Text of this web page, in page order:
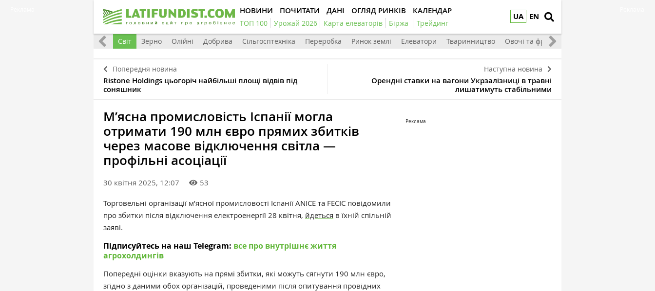
UA EN
НОВИНИ ПОЧИТАТИ ДАНІ ОГЛЯД РИНКІВ КАЛЕНДАР
ТОП 100 Урожай 2026 Карта елеваторів Біржа Трейдинг
Євроінтеграція Світ Зерно Олійні Добрива Сільгосптехніка Переробка Ринок землі Елеватори Тваринництво Овочі та фрукти
Попередня новина
Ristone Holdings цьогоріч найбільші площі відвів під
соняшник
Наступна новина
Орендні ставки на вагони Укрзалізниці в травні
лишатимуть стабільними
М’ясна промисловість Іспанії могла
отримати 190 млн євро прямих збитків
через масове відключення світла —
профільні асоціації
30 квітня 2025, 12:07 53
Торговельні організації м’ясної промисловості Іспанії ANICE та FECIC повідомили
про збитки після відключення електроенергії 28 квітня, йдеться в їхній спільній
заяві.
Підписуйтесь на наш Telegram: все про внутрішнє життя
агрохолдингів
Попередні оцінки вказують на прямі збитки, які можуть сягнути 190 млн євро,
згідно з даними обох організацій, проведеними після опитування провідних
Реклама